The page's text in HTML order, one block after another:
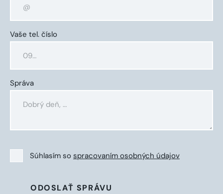
Vaše tel. číslo
Správa
Súhlasím so spracovaním osobných údajov
ODOSLAŤ SPRÁVU